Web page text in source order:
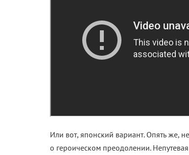
Или вот, японский вариант. Опять же,
о героическом преодолении.